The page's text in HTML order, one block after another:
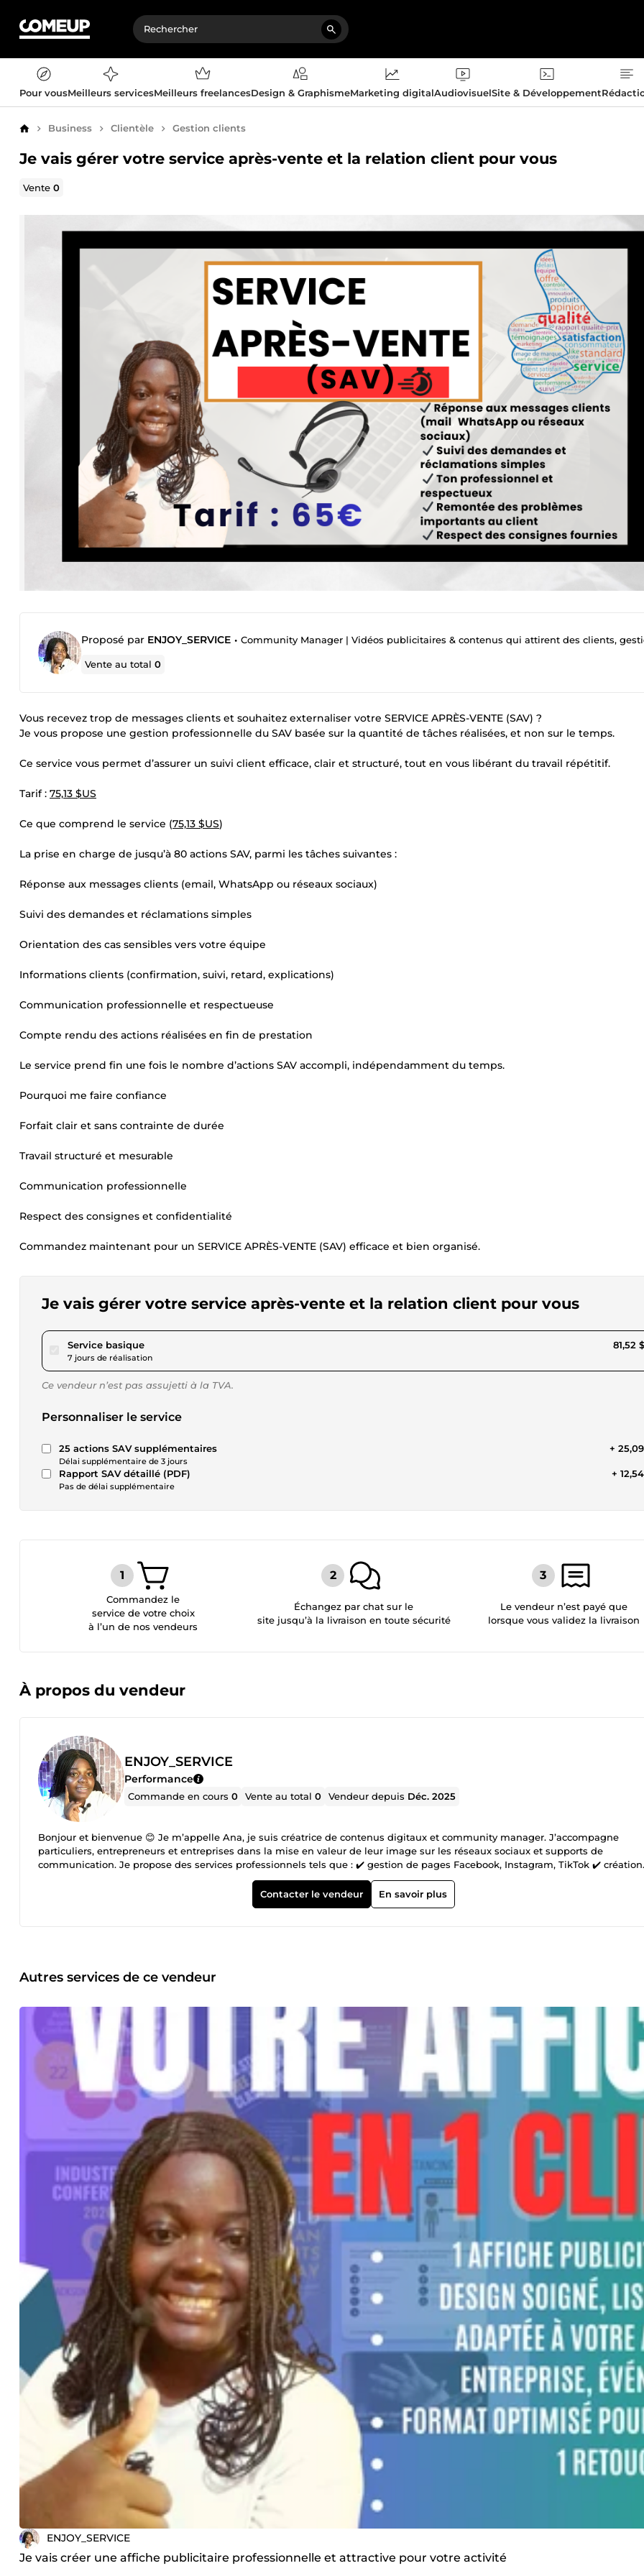
Pour vousMeilleurs servicesMeilleurs freelancesDesign & GraphismeMarketing digitalAudiovisuelSite & Développement
AccueilBusiness Clientèle Gestion clients
Je vais gérer votre service après-vente et la relation client pour vous
Vente0
Proposé par ENJOY_SERVICE • Community Manager | Vidéos publicitaires & contenus qui attirent des clients, gestion
Vente au total0
Vous recevez trop de messages clients et souhaitez externaliser votre SERVICE APRÈS-VENTE (SAV) ?
Je vous propose une gestion professionnelle du SAV basée sur la quantité de tâches réalisées, et non sur le temps.
Ce service vous permet d’assurer un suivi client efficace, clair et structuré, tout en vous libérant du travail répétitif.
Tarif : 75,13 $US
Ce que comprend le service (75,13 $US)
La prise en charge de jusqu’à 80 actions SAV, parmi les tâches suivantes :
Réponse aux messages clients (email, WhatsApp ou réseaux sociaux)
Suivi des demandes et réclamations simples
Orientation des cas sensibles vers votre équipe
Informations clients (confirmation, suivi, retard, explications)
Communication professionnelle et respectueuse
Compte rendu des actions réalisées en fin de prestation
Le service prend fin une fois le nombre d’actions SAV accompli, indépendamment du temps.
Pourquoi me faire confiance
Forfait clair et sans contrainte de durée
Travail structuré et mesurable
Communication professionnelle
Respect des consignes et confidentialité
Commandez maintenant pour un SERVICE APRÈS-VENTE (SAV) efficace et bien organisé.
Je vais gérer votre service après-vente et la relation client pour vous
Service basiquepour 75,13 $US
7 jours de réalisation
81,52
Ce vendeur n’est pas assujetti à la TVA.
Personnaliser le service
25 actions SAV supplémentaires
Délai supplémentaire de 3 jours
+
Rapport SAV détaillé (PDF)
Pas de délai supplémentaire
+
Commandez le
service de votre choix
à l’un de nos vendeurs
Échangez par chat sur le
site jusqu’à la livraison en toute sécurité
Le vendeur n’est payé que
lorsque vous validez la livraison
À propos du vendeur
ENJOY_SERVICE
Performance
Commande en cours0 Vente au total0 Vendeur depuis Déc. 2025
Bonjour et bienvenue 😊 Je m’appelle Ana, je suis créatrice de contenus digitaux et community manager. J’accompagne
particuliers, entrepreneurs et entreprises dans la mise en valeur de leur image sur les réseaux sociaux et supports de
communication. Je propose des services professionnels tels que : ✔️ gestion de pages Facebook, Instagram, TikTok ✔️ création
d’affiches publicitaires attractives ✔️ vidéos publicitaires dynamiques et impactantes ✔️ montage de vidéos de conférences,
événements et annonces ✔️gestion des services après vente SAV Mon objectif est simple : vous aider à attirer plus de visibilité,
plus d’engagement et plus de clients grâce à des contenus clairs, modernes et efficaces. Sérieuse, à l’écoute et respectueuse
Contacter le vendeur En savoir plus
Autres services de ce vendeur
ENJOY_SERVICE
Je vais créer une affiche publicitaire professionnelle et attractive pour votre activité